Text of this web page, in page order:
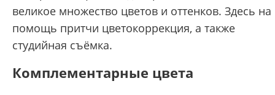
великое множество цветов и оттенков. Здесь на
помощь притчи цветокоррекция, а также
студийная съёмка.
Комплементарные цвета